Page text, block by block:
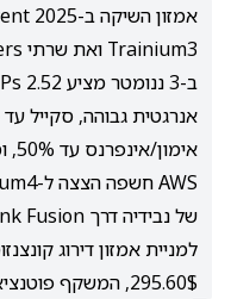
אנרגטית גבוהה, סקייל
אימון/אינפרנס עד 50%, ומתחרה בנבידיה וגוגל.
למניית אמזון דירוג
295.60$, המשקף פוטנציאל עלייה של 25.55%.